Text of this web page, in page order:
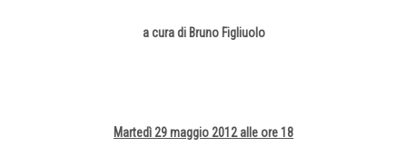
a cura di Bruno Figliuolo
Martedì 29 maggio 2012 alle ore 18